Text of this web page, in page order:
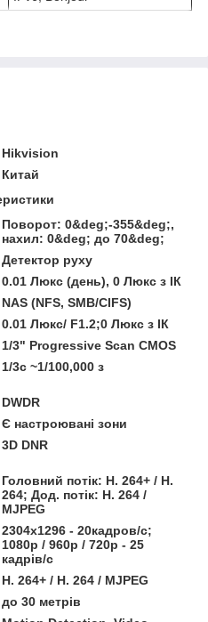
Hikvision
Китай
Поворот: 0&deg;-355&deg;,
нахил: 0&deg; до 70&deg;
Детектор руху
0.01 Люкс (день), 0 Люкс з ІК
NAS (NFS, SMB/CIFS)
0.01 Люкс/ F1.2;0 Люкс з ІК
1/3" Progressive Scan CMOS
1/3с ~1/100,000 з
DWDR
Є настроювані зони
3D DNR
Головний потік: H. 264+ / H.
264; Дод. потік: H. 264 /
MJPEG
2304x1296 - 20кадров/с;
1080p / 960p / 720p - 25
кадрів/с
H. 264+ / H. 264 / MJPEG
до 30 метрів